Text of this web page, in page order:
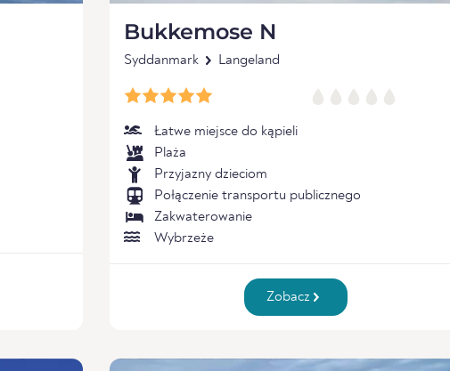
Bukkemose N
Syddanmark Langeland
Łatwe miejsce do kąpieli
Plaża
Przyjazny dzieciom
Połączenie transportu publicznego
Zakwaterowanie
Wybrzeże
Zobacz